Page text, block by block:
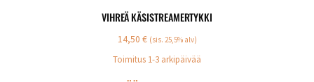
VIHREÄ KÄSISTREAMERTYKKI
14,50 € (sis. 25,5% alv)
Toimitus 1-3 arkipäivää